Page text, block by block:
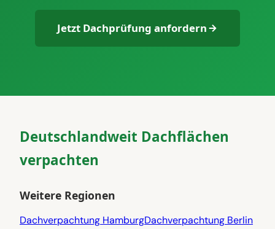
Jetzt Dachprüfung anfordern
Deutschlandweit Dachflächen
verpachten
Weitere Regionen
Dachverpachtung HamburgDachverpachtung Berlin